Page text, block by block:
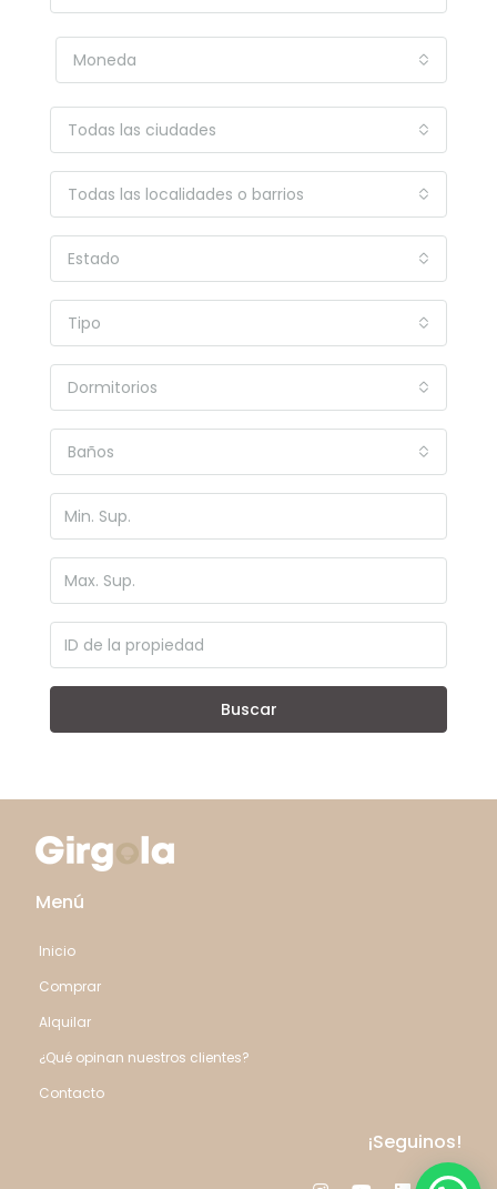
Moneda
Todas las ciudades
Todas las localidades o barrios
Estado
Tipo
Dormitorios
Baños
Buscar
Menú
Inicio
Comprar
Alquilar
¿Qué opinan nuestros clientes?
Contacto
¡Seguinos!